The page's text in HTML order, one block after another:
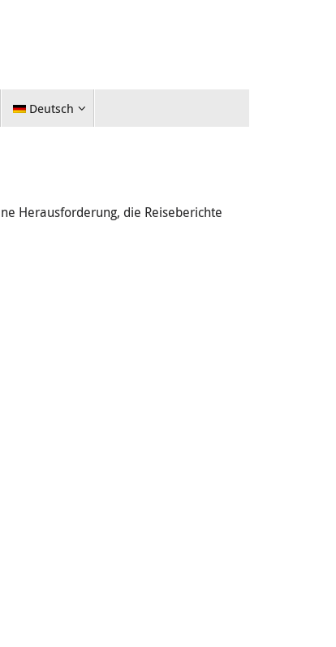
Deutsch
Herausforderung, die Reiseberichte